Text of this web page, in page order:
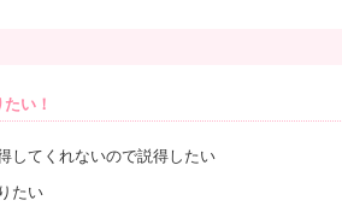
い！
してくれないので説得したい
たい